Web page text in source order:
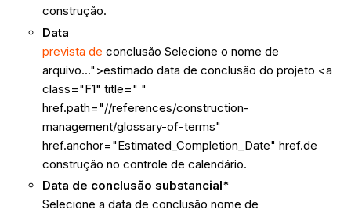
construção.
Data
prevista de conclusão Selecione o nome de
arquivo...">estimado data de conclusão do projeto <a
class="F1" title=" "
href.path="//references/construction-
management/glossary-of-terms"
href.anchor="Estimated_Completion_Date" href.de
construção no controle de calendário.
Data de conclusão substancial*
Selecione a data de conclusão nome de